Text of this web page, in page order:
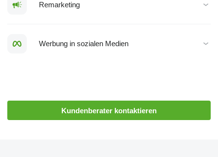
Remarketing
Werbung in sozialen Medien
Kundenberater kontaktieren